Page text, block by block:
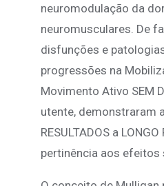
neuromodulação da
neuromusculares. De
disfunções e
progressões na
Movimento Ativo SEM
utente, demonstraram
RESULTADOS a
pertinência aos efeitos